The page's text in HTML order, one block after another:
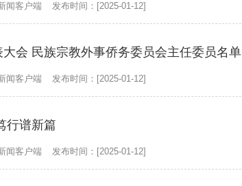
闻客户端 发布时间：[2025-01-12]
会 民族宗教外事侨务委员会主任委员名单
闻客户端 发布时间：[2025-01-12]
行谱新篇
闻客户端 发布时间：[2025-01-12]